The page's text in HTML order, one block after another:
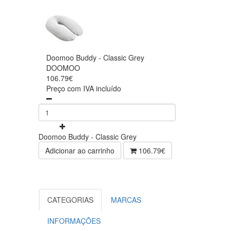
Doomoo Buddy - Classic Grey
DOOMOO
106.79€
Preço com IVA incluído
Doomoo Buddy - Classic Grey
Adicionar ao carrinho
106.79€
CATEGORIAS MARCAS
INFORMAÇÕES